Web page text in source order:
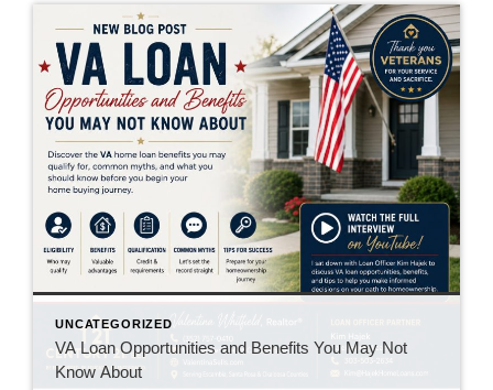
UNCATEGORIZED
VA Loan Opportunities and Benefits You May Not
Know About